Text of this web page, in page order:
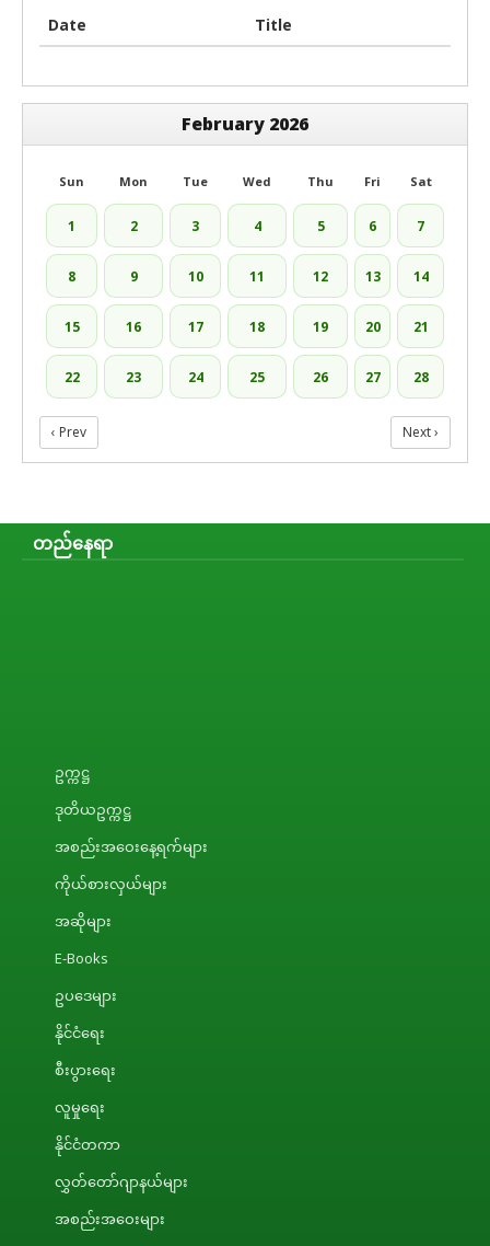
Date Title
February 2026
Sun Mon Tue Wed Thu Fri Sat
1 2 3 4 5 6 7
8 9 10 11 12 13 14
15 16 17 18 19 20 21
22 23 24 25 26 27 28
‹ Prev Next ›
တည်နေရာ
ဥက္ကဋ္ဌ
ဒုတိယဥက္ကဋ္ဌ
အစည်းအဝေးနေ့ရက်များ
ကိုယ်စားလှယ်များ
အဆိုများ
E-Books
ဥပဒေများ
နိုင်ငံရေး
စီးပွားရေး
လူမှုရေး
နိုင်ငံတကာ
လွှတ်တော်ဂျာနယ်များ
အစည်းအဝေးများ